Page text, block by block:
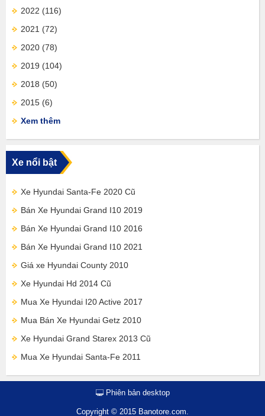
2022 (116)
2021 (72)
2020 (78)
2019 (104)
2018 (50)
2015 (6)
Xem thêm
Xe nổi bật
Xe Hyundai Santa-Fe 2020 Cũ
Bán Xe Hyundai Grand I10 2019
Bán Xe Hyundai Grand I10 2016
Bán Xe Hyundai Grand I10 2021
Giá xe Hyundai County 2010
Xe Hyundai Hd 2014 Cũ
Mua Xe Hyundai I20 Active 2017
Mua Bán Xe Hyundai Getz 2010
Xe Hyundai Grand Starex 2013 Cũ
Mua Xe Hyundai Santa-Fe 2011
Phiên bản desktop
Copyright © 2015 Banotore.com.